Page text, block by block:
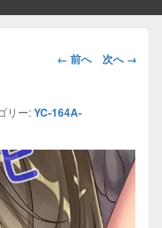
画
ビ
ー
シ
ョ
ン
← 前へ 次へ →
リー:YC-164A-